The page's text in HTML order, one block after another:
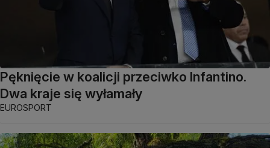
Pęknięcie w koalicji przeciwko Infantino.
Dwa kraje się wyłamały
EUROSPORT